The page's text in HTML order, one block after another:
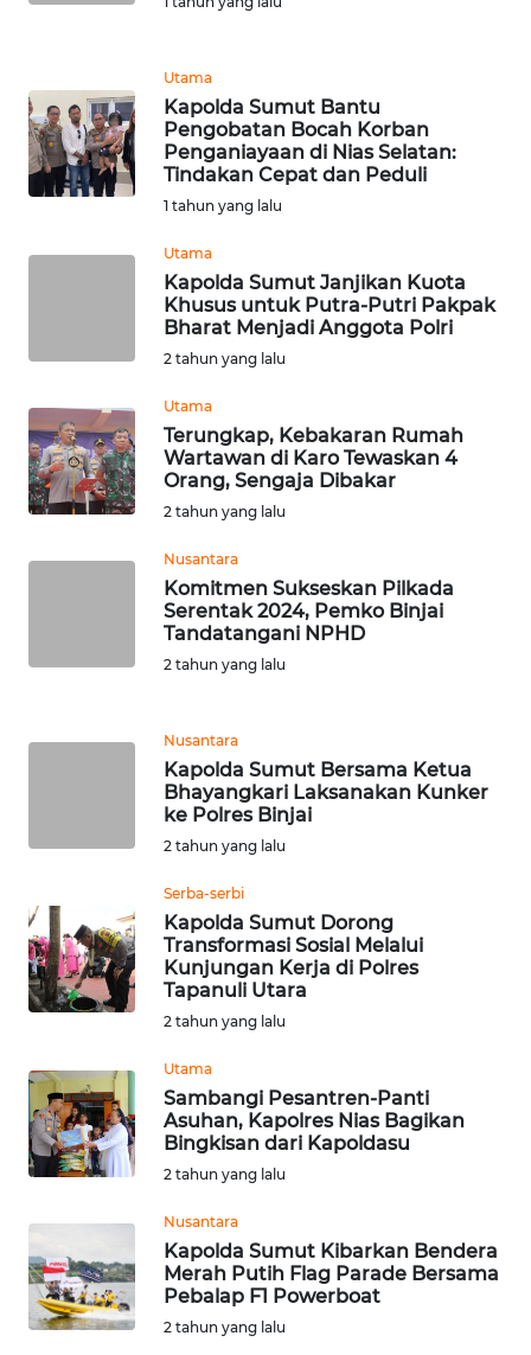
Utama
Kapolda Sumut Bantu
Pengobatan Bocah Korban
Penganiayaan di Nias Selatan:
Tindakan Cepat dan Peduli
1 tahun yang lalu
Utama
Kapolda Sumut Janjikan Kuota
Khusus untuk Putra-Putri Pakpak
Bharat Menjadi Anggota Polri
2 tahun yang lalu
Utama
Terungkap, Kebakaran Rumah
Wartawan di Karo Tewaskan 4
Orang, Sengaja Dibakar
2 tahun yang lalu
Nusantara
Komitmen Sukseskan Pilkada
Serentak 2024, Pemko Binjai
Tandatangani NPHD
2 tahun yang lalu
Nusantara
Kapolda Sumut Bersama Ketua
Bhayangkari Laksanakan Kunker
ke Polres Binjai
2 tahun yang lalu
Serba-serbi
Kapolda Sumut Dorong
Transformasi Sosial Melalui
Kunjungan Kerja di Polres
Tapanuli Utara
2 tahun yang lalu
Utama
Sambangi Pesantren-Panti
Asuhan, Kapolres Nias Bagikan
Bingkisan dari Kapoldasu
2 tahun yang lalu
Nusantara
Kapolda Sumut Kibarkan Bendera
Merah Putih Flag Parade Bersama
Pebalap F1 Powerboat
2 tahun yang lalu
WN
KALSEL
GORONTALO
WN
SULUT
WN
WN
NIAS
WN
TAPANULI
SELATAN
TANJUNG
LESUNG